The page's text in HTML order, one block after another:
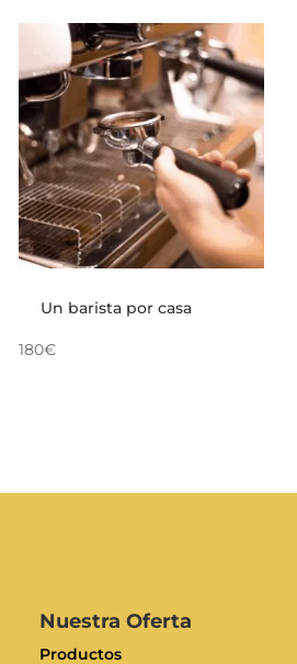
Un barista por casa
180€
Nuestra Oferta
Productos